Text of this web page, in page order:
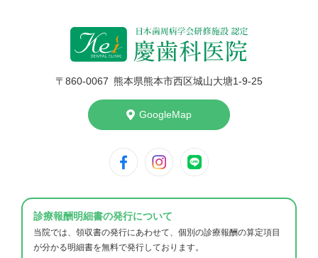
〒860-0067 熊本県熊本市西区城山大塘1-9-25
GoogleMap
診療報酬明細書の発行について
当院では、領収書の発行にあわせて、個別の診療報酬の算定項目
が分かる明細書を無料で発行しております。